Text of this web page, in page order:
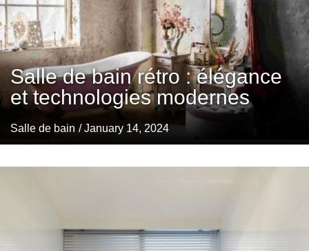
Salle de bain rétro : élégance
et technologies modernes
Salle de bain / January 14, 2024